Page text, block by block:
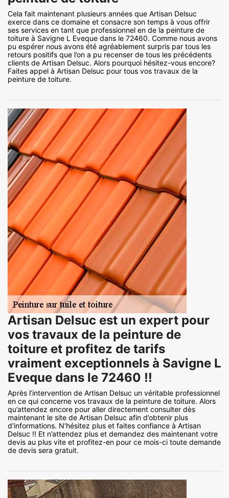
Cela fait maintenant plusieurs années que Artisan Delsuc
exerce dans ce domaine et consacre son temps à vous offrir
ses services en tant que professionnel en de la peinture de
toiture à Savigne L Eveque dans le 72460. Comme nous avons
pu espérer nous avons été agréablement surpris par tous les
retours positifs que l’on a pu recenser de tous les précédents
clients de Artisan Delsuc. Alors pourquoi hésitez-vous encore?
Faites appel à Artisan Delsuc pour tous vos travaux de la
peinture de toiture.
Artisan Delsuc est un expert pour
vos travaux de la peinture de
toiture et profitez de tarifs
vraiment exceptionnels à Savigne L
Eveque dans le 72460 !!
Après l’intervention de Artisan Delsuc un véritable professionnel
en ce qui concerne vos travaux de la peinture de toiture. Alors
qu’attendez encore pour aller directement consulter dès
maintenant le site de Artisan Delsuc afin d’obtenir plus
d’informations. N’hésitez plus et faites confiance à Artisan
Delsuc !! Et n’attendez plus et demandez des maintenant votre
devis au plus vite et profitez-en pour ce mois-ci toute demande
de devis sera gratuit.